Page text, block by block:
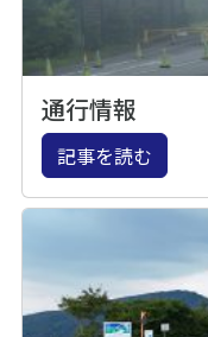
通行情報
記事を読む